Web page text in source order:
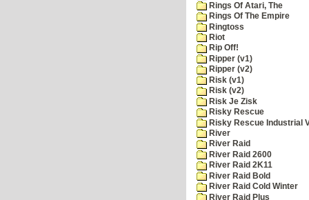
Rings Of Atari, The
Rings Of The Empire
Ringtoss
Riot
Rip Off!
Ripper (v1)
Ripper (v2)
Risk (v1)
Risk (v2)
Risk Je Zisk
Risky Rescue
Risky Rescue Industrial
River
River Raid
River Raid 2600
River Raid 2K11
River Raid Bold
River Raid Cold Winter
River Raid Plus